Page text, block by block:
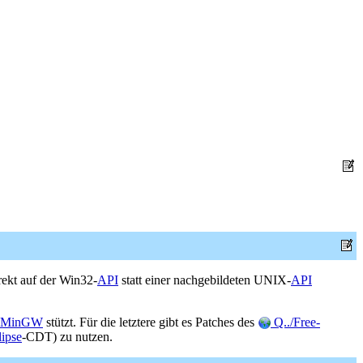
auf der Win32-API statt einer nachgebildeten UNIX-API
MinGW stützt. Für die letztere gibt es Patches des
Q../Free-
-CDT) zu nutzen.